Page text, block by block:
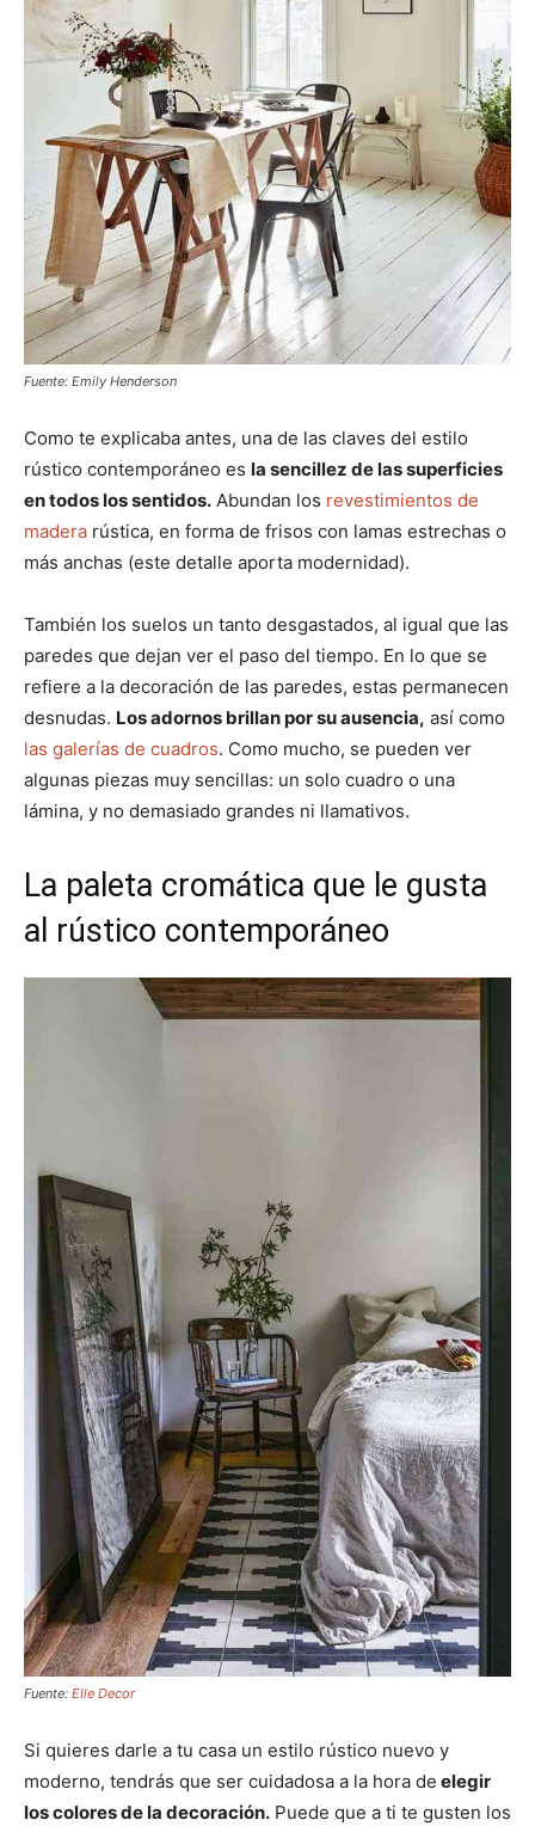
Fuente: Emily Henderson
Como te explicaba antes, una de las claves del estilo
rústico contemporáneo es la sencillez de las superficies
en todos los sentidos. Abundan los revestimientos de
madera rústica, en forma de frisos con lamas estrechas o
más anchas (este detalle aporta modernidad).
También los suelos un tanto desgastados, al igual que las
paredes que dejan ver el paso del tiempo. En lo que se
refiere a la decoración de las paredes, estas permanecen
desnudas. Los adornos brillan por su ausencia, así como
las galerías de cuadros. Como mucho, se pueden ver
algunas piezas muy sencillas: un solo cuadro o una
lámina, y no demasiado grandes ni llamativos.
La paleta cromática que le gusta
al rústico contemporáneo
Fuente: Elle Decor
Si quieres darle a tu casa un estilo rústico nuevo y
moderno, tendrás que ser cuidadosa a la hora de elegir
los colores de la decoración. Puede que a ti te gusten los